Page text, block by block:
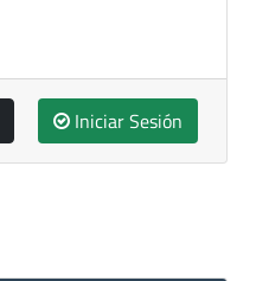
Iniciar Sesión